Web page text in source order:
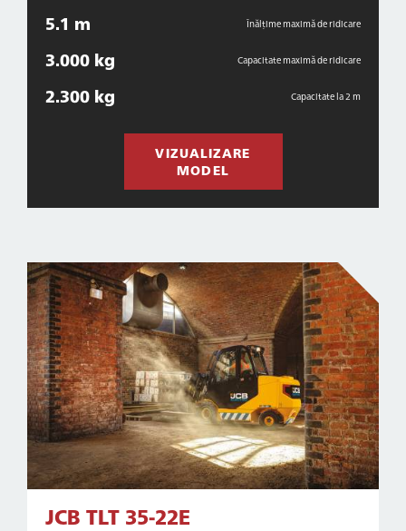
5.1 m Înălțime maximă de ridicare
3.000 kg Capacitate maximă de ridicare
2.300 kg Capacitate la 2 m
VIZUALIZARE
MODEL
JCB TLT 35-22E